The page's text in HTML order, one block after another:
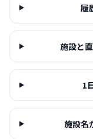
履
施設と
1
施設名